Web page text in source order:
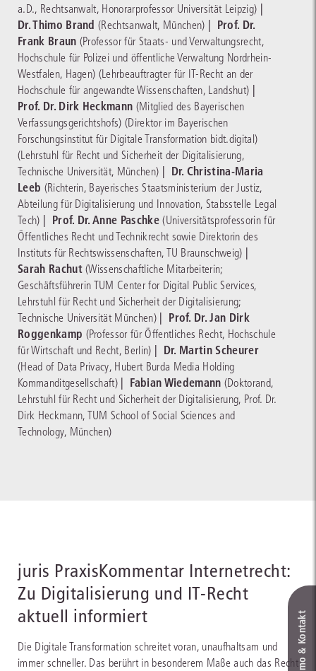
a.D., Rechtsanwalt, Honorarprofessor Universität Leipzig) |
Dr. Thimo Brand (Rechtsanwalt, München) | Prof. Dr.
Frank Braun (Professor für Staats- und Verwaltungsrecht,
Hochschule für Polizei und öffentliche Verwaltung Nordrhein-
Westfalen, Hagen) (Lehrbeauftragter für IT-Recht an der
Hochschule für angewandte Wissenschaften, Landshut) |
Prof. Dr. Dirk Heckmann (Mitglied des Bayerischen
Verfassungsgerichtshofs) (Direktor im Bayerischen
Forschungsinstitut für Digitale Transformation bidt.digital)
(Lehrstuhl für Recht und Sicherheit der Digitalisierung,
Technische Universität, München) | Dr. Christina-Maria
Leeb (Richterin, Bayerisches Staatsministerium der Justiz,
Abteilung für Digitalisierung und Innovation, Stabsstelle Legal
Tech) | Prof. Dr. Anne Paschke (Universitätsprofessorin für
Öffentliches Recht und Technikrecht sowie Direktorin des
Instituts für Rechtswissenschaften, TU Braunschweig) |
Sarah Rachut (Wissenschaftliche Mitarbeiterin;
Geschäftsführerin TUM Center for Digital Public Services,
Lehrstuhl für Recht und Sicherheit der Digitalisierung;
Technische Universität München)| Prof. Dr. Jan Dirk
Roggenkamp (Professor für Öffentliches Recht, Hochschule
für Wirtschaft und Recht, Berlin) | Dr. Martin Scheurer
(Head of Data Privacy, Hubert Burda Media Holding
Kommanditgesellschaft) | Fabian Wiedemann (Doktorand,
Lehrstuhl für Recht und Sicherheit der Digitalisierung, Prof. Dr.
Dirk Heckmann, TUM School of Social Sciences and
Technology, München)
juris PraxisKommentar Internetrecht:
Zu Digitalisierung und IT-Recht
aktuell informiert
Die Digitale Transformation schreitet voran, unaufhaltsam und
immer schneller. Das berührt in besonderem Maße auch das Recht